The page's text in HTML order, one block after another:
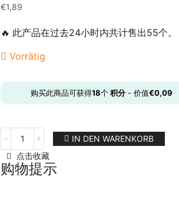
€1,89
🔥 此产品在过去24小时内共计售出55个。
Vorrätig
购买此商品可获得18个积分- 价值€0,09
IN DEN WARENKORB
点击收藏
购物提示